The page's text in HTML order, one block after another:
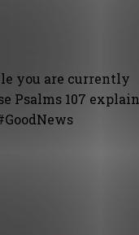
you are currently
Psalms 107 explain